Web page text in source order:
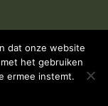
instelling
dat onze website
het gebruiken
ermee instemt.